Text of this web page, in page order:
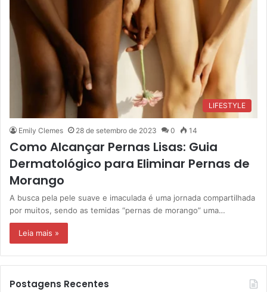
LIFESTYLE
Emily Clemes 28 de setembro de 2023 0 14
Como Alcançar Pernas Lisas: Guia
Dermatológico para Eliminar Pernas de
Morango
A busca pela pele suave e imaculada é uma jornada compartilhada
por muitos, sendo as temidas “pernas de morango” uma…
Leia mais »
Postagens Recentes